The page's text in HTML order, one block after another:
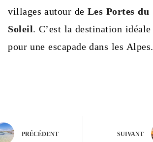
villages autour de Les Portes du
Soleil. C’est la destination idéale
pour une escapade dans les Alpes.
PRÉCÉDENT SUIVANT